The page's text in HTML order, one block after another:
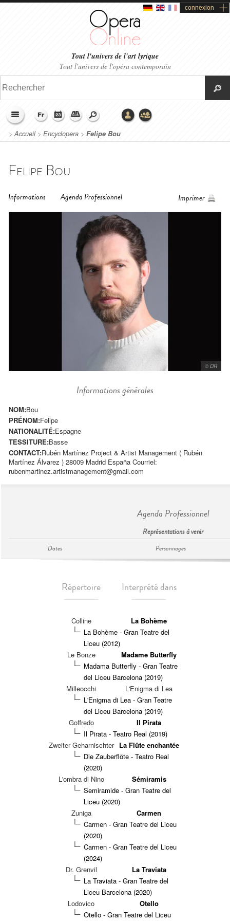
connexion
Tout l'univers de l'art lyrique
Tout l'univers de l'opéra contemporain
>Accueil> Encyclopera > Felipe Bou
Felipe Bou
Informations Agenda Professionnel Imprimer
© DR
Informations générales
NOM:Bou
PRÉNOM:Felipe
NATIONALITÉ:Espagne
TESSITURE:Basse
CONTACT:Rubén Martínez Project & Artist Management ( Rubén
Martínez Álvarez ) 28009 Madrid España Courriel:
rubenmartinez.artistmanagement@gmail.com
Agenda Professionnel
Représentations à venir
Dates Personnages
Répertoire Interprété dans
Colline
La Bohème
La Bohème - Gran Teatre del
Liceu (2012)
Le Bonze
Madame Butterfly
Madama Butterfly - Gran Teatre
del Liceu Barcelona (2019)
Milleocchi
L'Enigma di Lea
L'Enigma di Lea - Gran Teatre
del Liceu Barcelona (2019)
Goffredo
Il Pirata
Il Pirata - Teatro Real (2019)
Zweiter Geharnischter
La Flûte enchantée
Die Zauberflöte - Teatro Real
(2020)
L'ombra di Nino
Sémiramis
Semiramide - Gran Teatre del
Liceu (2020)
Zuniga
Carmen
Carmen - Gran Teatre del Liceu
(2020)
Carmen - Gran Teatre del Liceu
(2024)
Dr. Grenvil
La Traviata
La Traviata - Gran Teatre del
Liceu Barcelona (2020)
Lodovico
Otello
Otello - Gran Teatre del Liceu